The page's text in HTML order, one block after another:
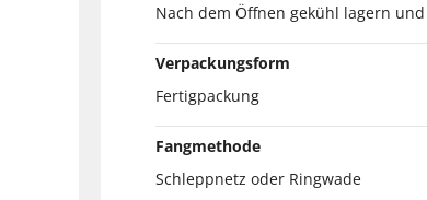
Nach dem Öffnen gekühl lagern
Verpackungsform
Fertigpackung
Fangmethode
Schleppnetz oder Ringwade